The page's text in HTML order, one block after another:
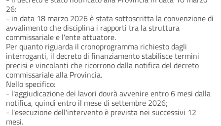
26:
- in data 18 marzo 2026 è stata sottoscritta la convenzione di
avvalimento che disciplina i rapporti tra la struttura
commissariale e l'ente attuatore.
Per quanto riguarda il cronoprogramma richiesto dagli
interroganti, il decreto di finanziamento stabilisce termini
precisi e vincolanti che ricorrono dalla notifica del decreto
commissariale alla Provincia.
Nello specifico:
- l'aggiudicazione dei lavori dovrà avvenire entro 6 mesi dalla
notifica, quindi entro il mese di settembre 2026;
- l'esecuzione dell'intervento è prevista nei successivi 12
mesi.